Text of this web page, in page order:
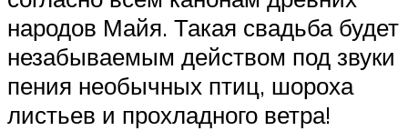
народов Майя. Такая свадьба будет
незабываемым действом под звуки
пения необычных птиц, шороха
листьев и прохладного ветра!